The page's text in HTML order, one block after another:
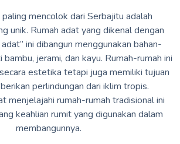
mencolok dari Serbajitu adalah
unik. Rumah adat yang dikenal dengan
ini dibangun menggunakan bahan-
jerami, dan kayu. Rumah-rumah ini
estetika tetapi juga memiliki tujuan
perlindungan dari iklim tropis.
menjelajahi rumah-rumah tradisional ini
keahlian rumit yang digunakan dalam
membangunnya.